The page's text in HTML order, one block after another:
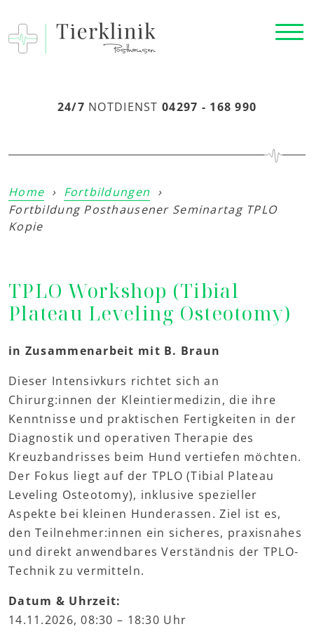
24/7 NOTDIENST 04297 - 168 990
Home › Fortbildungen ›
Fortbildung Posthausener Seminartag TPLO
Kopie
TPLO Workshop (Tibial
Plateau Leveling Osteotomy)
in Zusammenarbeit mit B. Braun
Dieser Intensivkurs richtet sich an
Chirurg:innen der Kleintiermedizin, die ihre
Kenntnisse und praktischen Fertigkeiten in der
Diagnostik und operativen Therapie des
Kreuzbandrisses beim Hund vertiefen möchten.
Der Fokus liegt auf der TPLO (Tibial Plateau
Leveling Osteotomy), inklusive spezieller
Aspekte bei kleinen Hunderassen. Ziel ist es,
den Teilnehmer:innen ein sicheres, praxisnahes
und direkt anwendbares Verständnis der TPLO-
Technik zu vermitteln.
Datum & Uhrzeit:
14.11.2026, 08:30 – 18:30 Uhr